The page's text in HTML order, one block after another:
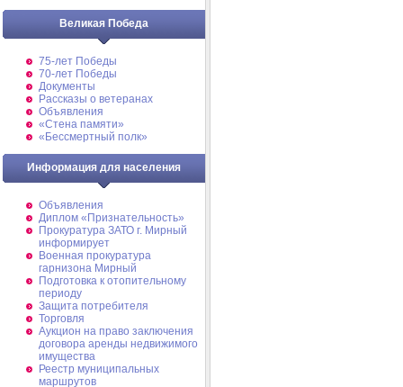
Великая Победа
75-лет Победы
70-лет Победы
Документы
Рассказы о ветеранах
Объявления
«Стена памяти»
«Бессмертный полк»
Информация для населения
Объявления
Диплом «Признательность»
Прокуратура ЗАТО г. Мирный
информирует
Военная прокуратура
гарнизона Мирный
Подготовка к отопительному
периоду
Защита потребителя
Торговля
Аукцион на право заключения
договора аренды недвижимого
имущества
Реестр муниципальных
маршрутов